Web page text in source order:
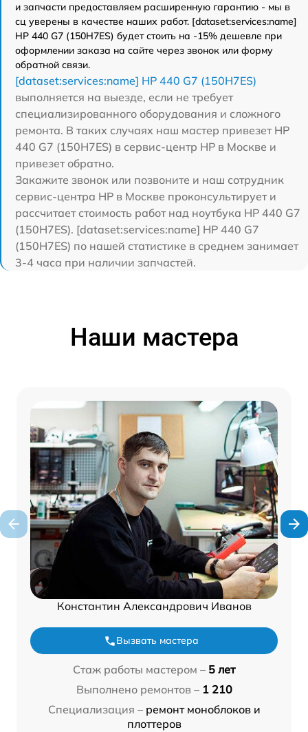
и запчасти предоставляем расширенную гарантию - мы в
сц уверены в качестве наших работ. [dataset:services:name]
HP 440 G7 (150H7ES) будет стоить на -15% дешевле при
оформлении заказа на сайте через звонок или форму
обратной связи.
[dataset:services:name] HP 440 G7 (150H7ES)
выполняется на выезде, если не требует
специализированного оборудования и сложного
ремонта. В таких случаях наш мастер привезет HP
440 G7 (150H7ES) в сервис-центр HP в Москве и
привезет обратно.
Закажите звонок или позвоните и наш сотрудник
сервис-центра HP в Москве проконсультирует и
рассчитает стоимость работ над ноутбука HP 440 G7
(150H7ES). [dataset:services:name] HP 440 G7
(150H7ES) по нашей статистике в среднем занимает
3-4 часа при наличии запчастей.
Наши мастера
Константин Александрович Иванов
Вызвать мастера
Стаж работы мастером – 5 лет
Выполнено ремонтов – 1 210
Специализация – ремонт моноблоков и
плоттеров